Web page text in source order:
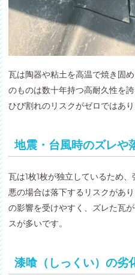
瓦は陶器や粘土を高温で焼き固
のものは数十年持つ高耐久性を
ひび割れのリスクがゼロではあり
地震・台風時のズレや
瓦は1枚1枚が独立しているため
悪の場合は落下するリスクがあ
の影響を受けやすく、ズレた瓦
スが多いです。
漆喰（しっくい）の劣